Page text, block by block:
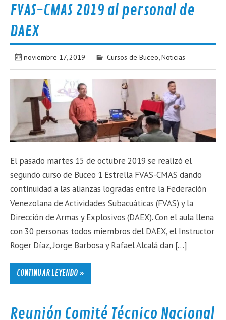
FVAS-CMAS 2019 al personal de
DAEX
noviembre 17, 2019 Cursos de Buceo,Noticias
El pasado martes 15 de octubre 2019 se realizó el
segundo curso de Buceo 1 Estrella FVAS-CMAS dando
continuidad a las alianzas logradas entre la Federación
Venezolana de Actividades Subacuáticas (FVAS) y la
Dirección de Armas y Explosivos (DAEX). Con el aula llena
con 30 personas todos miembros del DAEX, el Instructor
Roger Díaz, Jorge Barbosa y Rafael Alcalá dan […]
CONTINUAR LEYENDO »
Reunión Comité Técnico Nacional